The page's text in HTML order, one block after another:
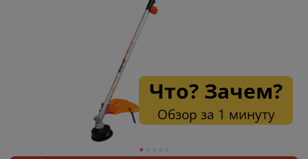
Что? Зачем?
Обзор за 1 минуту